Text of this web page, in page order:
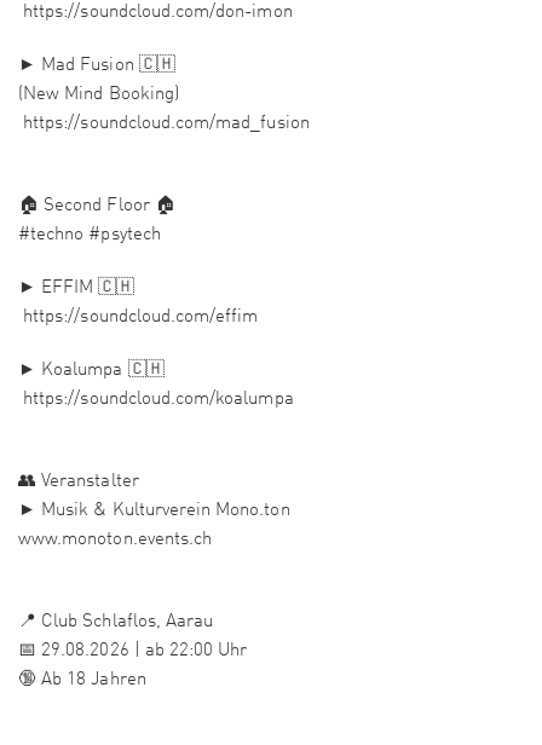
https://soundcloud.com/don-imon
► Mad Fusion 🇨🇭
(New Mind Booking)
https://soundcloud.com/mad_fusion
🏠 Second Floor 🏠
#techno #psytech
► EFFIM 🇨🇭
https://soundcloud.com/effim
► Koalumpa 🇨🇭
https://soundcloud.com/koalumpa
👥 Veranstalter
► Musik & Kulturverein Mono.ton
www.monoton.events.ch
📍 Club Schlaflos, Aarau
📅 29.08.2026 | ab 22:00 Uhr
🔞 Ab 18 Jahren